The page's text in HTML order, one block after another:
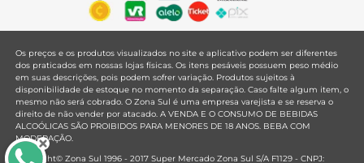
Os preços e os produtos visualizados no site e aplicativo podem ser diferentes
dos praticados em nossas lojas físicas. Os itens pesáveis possuem peso médio
em suas descrições, pois podem sofrer variação. Produtos sujeitos à
disponibilidade de estoque no momento da separação. Caso falte algum item, o
mesmo não será cobrado. O Zona Sul é uma empresa varejista e se reserva o
direito de não vender por atacado. A VENDA E O CONSUMO DE BEBIDAS
ALCOÓLICAS SÃO PROIBIDOS PARA MENORES DE 18 ANOS. BEBA COM
MODERAÇÃO.
Copyright© Zona Sul 1996 - 2017 Super Mercado Zona Sul S/A F1129 - CNPJ: